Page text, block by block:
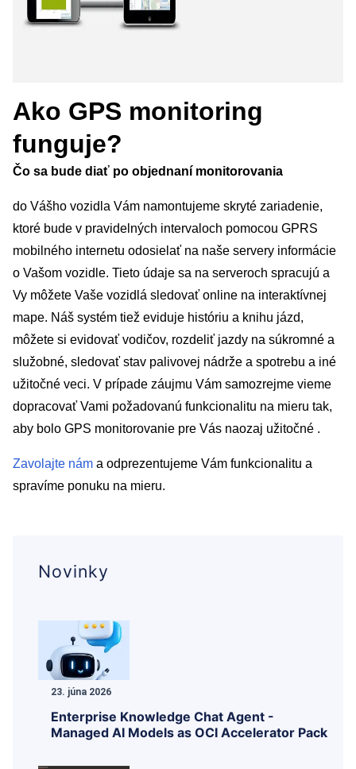
Ako GPS monitoring
funguje?
Čo sa bude diať po objednaní monitorovania
do Vášho vozidla Vám namontujeme skryté zariadenie,
ktoré bude v pravidelných intervaloch pomocou GPRS
mobilného internetu odosielať na naše servery informácie
o Vašom vozidle. Tieto údaje sa na serveroch spracujú a
Vy môžete Vaše vozidlá sledovať online na interaktívnej
mape. Náš systém tiež eviduje históriu a knihu jázd,
môžete si evidovať vodičov, rozdeliť jazdy na súkromné a
služobné, sledovať stav palivovej nádrže a spotrebu a iné
užitočné veci. V prípade záujmu Vám samozrejme vieme
dopracovať Vami požadovanú funkcionalitu na mieru tak,
aby bolo GPS monitorovanie pre Vás naozaj užitočné .
Zavolajte nám a odprezentujeme Vám funkcionalitu a
spravíme ponuku na mieru.
Novinky
23. júna 2026
Enterprise Knowledge Chat Agent -
Managed AI Models as OCI Accelerator Pack